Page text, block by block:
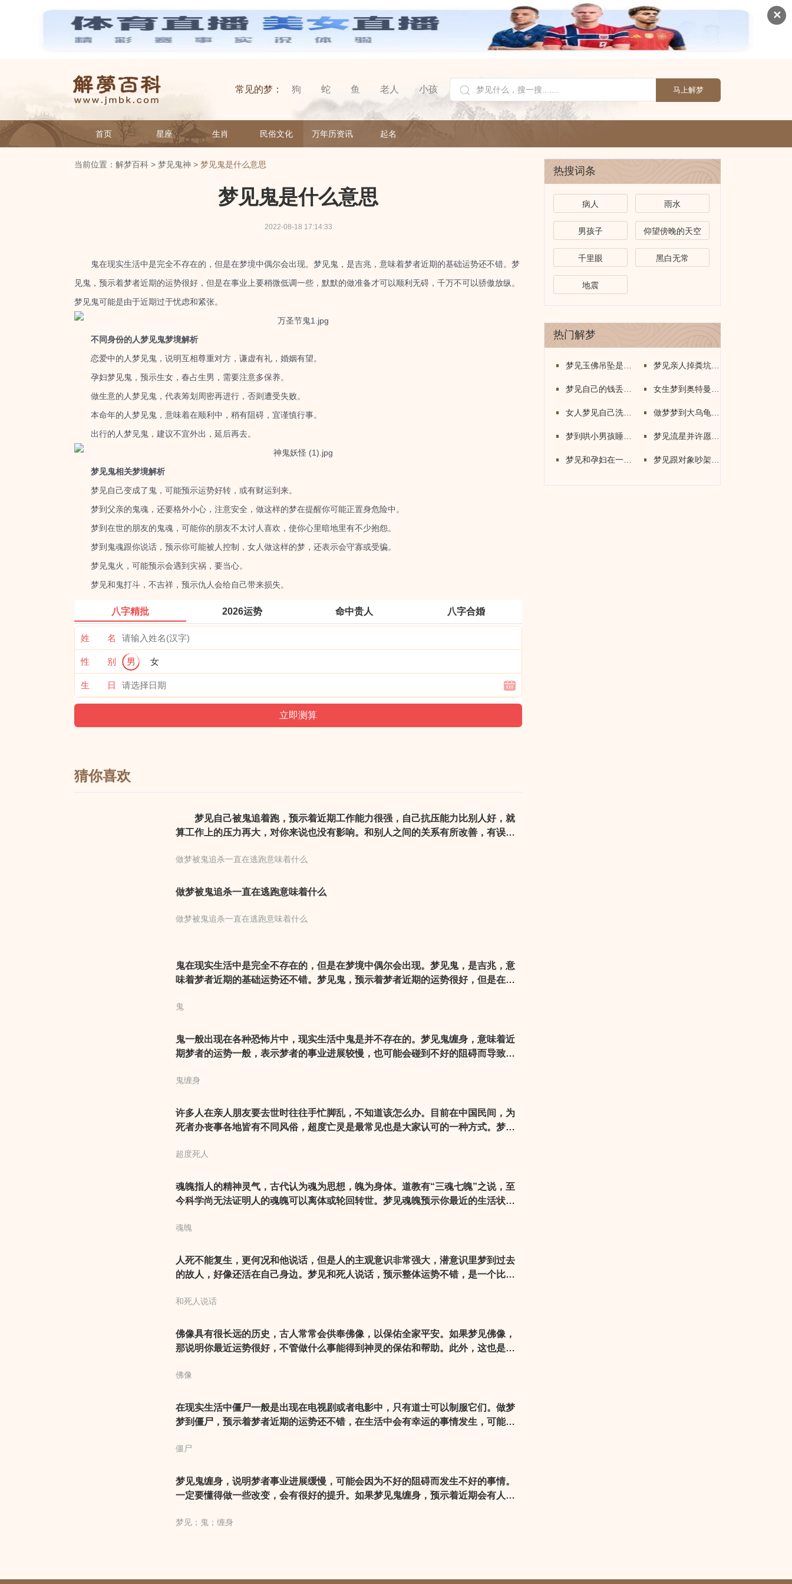
✕
马上解梦
常见的梦： 狗 蛇 鱼 老人 小孩
首页 星座 生肖 民俗文化 万年历资讯 起名
当前位置： 解梦百科 > 梦见鬼神 > 梦见鬼是什么意思
梦见鬼是什么意思
2022-08-18 17:14:33
鬼在现实生活中是完全不存在的，但是在梦境中偶尔会出现。梦见鬼，是吉兆，意味着梦者近期的基础运势还不错。梦
见鬼，预示着梦者近期的运势很好，但是在事业上要稍微低调一些，默默的做准备才可以顺利无碍，千万不可以骄傲放纵。
梦见鬼可能是由于近期过于忧虑和紧张。
不同身份的人梦见鬼梦境解析
恋爱中的人梦见鬼，说明互相尊重对方，谦虚有礼，婚姻有望。
孕妇梦见鬼，预示生女，春占生男，需要注意多保养。
做生意的人梦见鬼，代表筹划周密再进行，否则遭受失败。
本命年的人梦见鬼，意味着在顺利中，稍有阻碍，宜谨慎行事。
出行的人梦见鬼，建议不宜外出，延后再去。
梦见鬼相关梦境解析
梦见自己变成了鬼，可能预示运势好转，或有财运到来。
梦到父亲的鬼魂，还要格外小心，注意安全，做这样的梦在提醒你可能正置身危险中。
梦到在世的朋友的鬼魂，可能你的朋友不太讨人喜欢，使你心里暗地里有不少抱怨。
梦到鬼魂跟你说话，预示你可能被人控制，女人做这样的梦，还表示会守寡或受骗。
梦见鬼火，可能预示会遇到灾祸，要当心。
梦见和鬼打斗，不吉祥，预示仇人会给自己带来损失。
八字精批 2026运势 命中贵人 八字合婚
姓 名
性 别 男 女
生 日
猜你喜欢
梦见自己被鬼追着跑，预示着近期工作能力很强，自己抗压能力比别人好，就
算工作上的压力再大，对你来说也没有影响。和别人之间的关系有所改善，有误会
解产生的迹象。彼此互相认为对方应该懂得自己的意思了，结果却可能是彼此会错
做梦被鬼追杀一直在逃跑意味着什么
做梦被鬼追杀一直在逃跑意味着什么
做梦被鬼追杀一直在逃跑意味着什么
鬼在现实生活中是完全不存在的，但是在梦境中偶尔会出现。梦见鬼，是吉兆，意
味着梦者近期的基础运势还不错。梦见鬼，预示着梦者近期的运势很好，但是在事
鬼可能是由于近期过于忧虑和紧张。
鬼
鬼一般出现在各种恐怖片中，现实生活中鬼是并不存在的。梦见鬼缠身，意味着近
期梦者的运势一般，表示梦者的事业进展较慢，也可能会碰到不好的阻碍而导致不
很多纠纷，总是有这样那样烦心的事情找上你，让你措手不及。
鬼缠身
许多人在亲人朋友要去世时往往手忙脚乱，不知道该怎么办。目前在中国民间，为
死者办丧事各地皆有不同风俗，超度亡灵是最常见也是大家认可的一种方式。梦见
体验。
超度死人
魂魄指人的精神灵气，古代认为魂为思想，魄为身体。道教有“三魂七魄”之说，至
今科学尚无法证明人的魂魄可以离体或轮回转世。梦见魂魄预示你最近的生活状态
时长，春天做此梦者为凶兆，冬天做此梦者为凶兆。
魂魄
人死不能复生，更何况和他说话，但是人的主观意识非常强大，潜意识里梦到过去
的故人，好像还活在自己身边。梦见和死人说话，预示整体运势不错，是一个比较
的指点和帮助，能够成功解决问题，获取经验教训。
和死人说话
佛像具有很长远的历史，古人常常会供奉佛像，以保佑全家平安。如果梦见佛像，
那说明你最近运势很好，不管做什么事能得到神灵的保佑和帮助。此外，这也是成
人的侵扰，否则好运会悄悄溜走。
佛像
在现实生活中僵尸一般是出现在电视剧或者电影中，只有道士可以制服它们。做梦
梦到僵尸，预示着梦者近期的运势还不错，在生活中会有幸运的事情发生，可能会
期要好好休息，调整好自己的心态。
僵尸
梦见鬼缠身，说明梦者事业进展缓慢，可能会因为不好的阻碍而发生不好的事情。
一定要懂得做一些改变，会有很好的提升。如果梦见鬼缠身，预示着近期会有人上
带来很多麻烦，所以做决定前一定要慎重考虑。
梦见；鬼；缠身
热搜词条
病人 雨水
男孩子 仰望傍晚的天空
千里眼 黑白无常
地震
热门解梦